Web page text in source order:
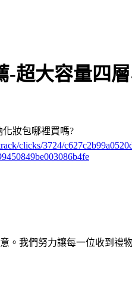
-超大容量四
妝包哪裡買嗎?
clicks/3724/
。我們努力讓每一位收到